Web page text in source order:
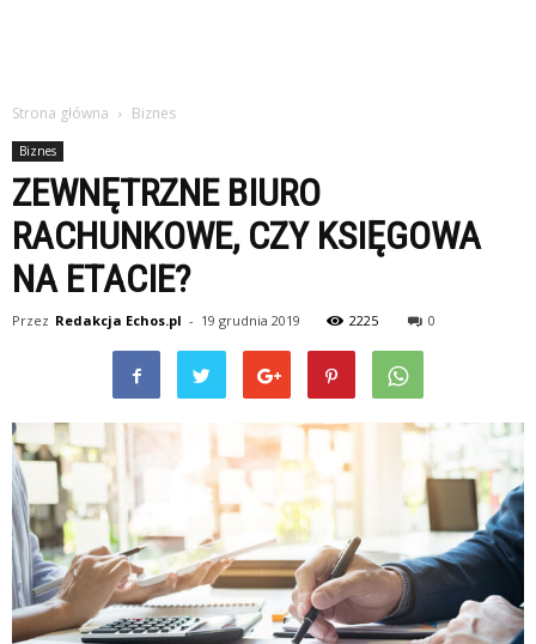
Strona główna Biznes
Biznes
ZEWNĘTRZNE BIURO
RACHUNKOWE, CZY KSIĘGOWA
NA ETACIE?
Przez Redakcja Echos.pl - 19 grudnia 2019 2225 0